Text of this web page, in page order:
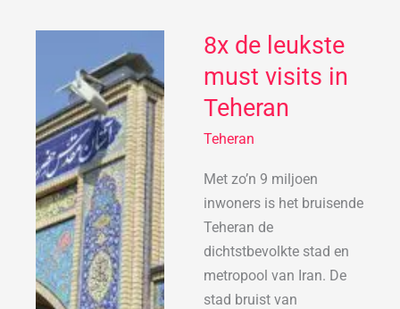
8x de leukste
must visits in
Teheran
Teheran
Met zo’n 9 miljoen
inwoners is het bruisende
Teheran de
dichtstbevolkte stad en
metropool van Iran. De
stad bruist van
8x
leukste
must
visits
Teheran